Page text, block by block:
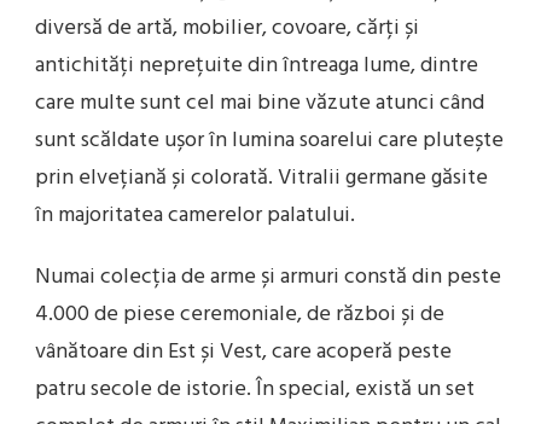
diversă de artă, mobilier, covoare, cărți și
antichități neprețuite din întreaga lume, dintre
care multe sunt cel mai bine văzute atunci când
sunt scăldate ușor în lumina soarelui care plutește
prin elvețiană și colorată. Vitralii germane găsite
în majoritatea camerelor palatului.
Numai colecția de arme și armuri constă din peste
4.000 de piese ceremoniale, de război și de
vânătoare din Est și Vest, care acoperă peste
patru secole de istorie. În special, există un set